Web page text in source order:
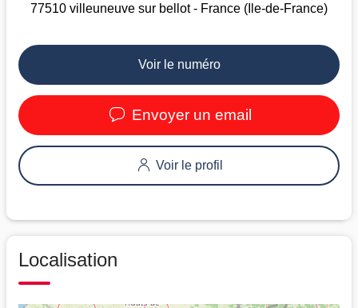
77510 villeuneuve sur bellot - France (Ile-de-France)
Voir le numéro
Envoyer un email
Voir le profil
Localisation